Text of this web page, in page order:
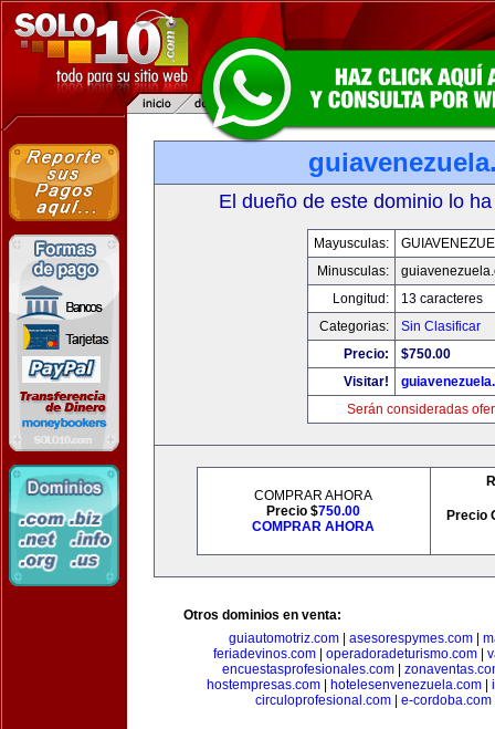
El dueño de este dominio lo
Mayusculas:
Minusculas:
Longitud:
13 caracteres
Categorias:
Sin Clasificar
Precio:
$750.00
Visitar!
Serán consideradas
COMPRAR AHORA
Precio $750.00
COMPRAR AHORA
Precio
Otros dominios en venta:
guiautomotriz.com
asesorespymes.com
feriadevinos.com
operadoradeturismo.com
encuestasprofesionales.com
hostempresas.com
hotelesenvenezuela.com
circuloprofesional.com| e-cordoba.com